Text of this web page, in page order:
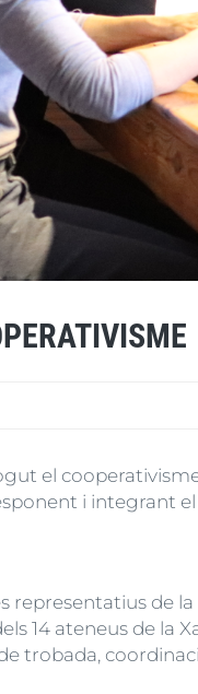
el
i integrant
representatius de
14 ateneus de la
trobada,